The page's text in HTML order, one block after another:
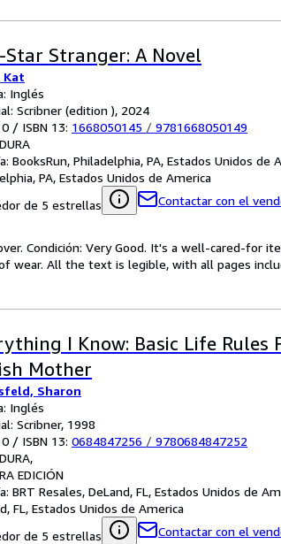
Star Stranger: A Novel
Kat
Inglés
Scribner (edition ), 2024
/ ISBN 13: 1668050145 / 9781668050149
BooksRun, Philadelphia, PA, Estados Unidos de
PA, Estados Unidos de America
de 5 estrellas
Contactar con el
Condición: Very Good. It's a well-cared-
wear. All the text is legible, with all pages
I Know: Basic Life Rules
Mother
Sharon
Inglés
Scribner, 1998
/ ISBN 13: 0684847256 / 9780684847252
EDICIÓN
BRT Resales, DeLand, FL, Estados Unidos de
FL, Estados Unidos de America
de 5 estrellas
Contactar con el